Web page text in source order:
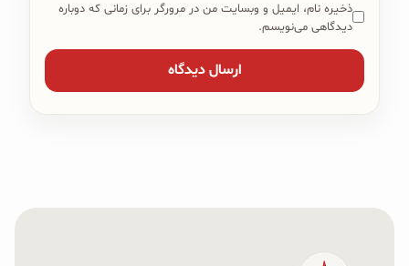
ذخیره نام، ایمیل و وبسایت من در مرورگر برای زمانی که دوباره
دیدگاهی می‌نویسم.